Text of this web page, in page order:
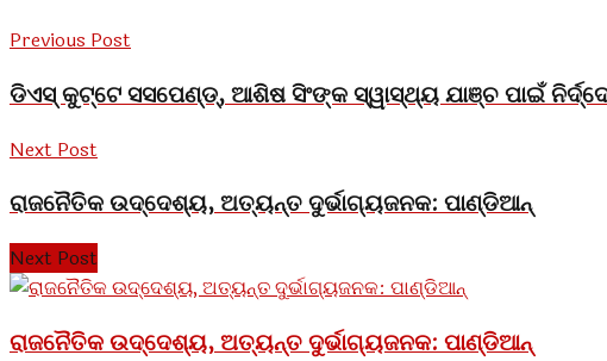
Previous Post
ଡିଏସ୍ କୁଟ୍ଟେ ସସପେଣ୍ଡ୍, ଆଶିଷ ସିଂଙ୍କ ସ୍ୱାସ୍ଥ୍ୟ ଯାଞ୍ଚ ପାଇଁ
Next Post
ରାଜନୈତିକ ଉଦ୍ଦେଶ୍ୟ, ଅତ୍ୟନ୍ତ ଦୁର୍ଭାଗ୍ୟଜନକ: ପାଣ୍ଡିଆନ୍
Next Post
ରାଜନୈତିକ ଉଦ୍ଦେଶ୍ୟ, ଅତ୍ୟନ୍ତ ଦୁର୍ଭାଗ୍ୟଜନକ: ପାଣ୍ଡିଆନ୍